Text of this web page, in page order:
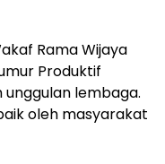
Rama Wijaya
Produktif
lembaga.
oleh masyarakat